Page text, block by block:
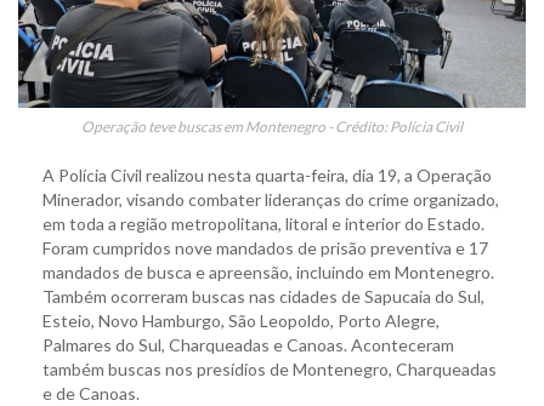
Operação teve buscas em Montenegro - Crédito: Polícia Civil
A Polícia Civil realizou nesta quarta-feira, dia 19, a Operação
Minerador, visando combater lideranças do crime organizado,
em toda a região metropolitana, litoral e interior do Estado.
Foram cumpridos nove mandados de prisão preventiva e 17
mandados de busca e apreensão, incluindo em Montenegro.
Também ocorreram buscas nas cidades de Sapucaia do Sul,
Esteio, Novo Hamburgo, São Leopoldo, Porto Alegre,
Palmares do Sul, Charqueadas e Canoas. Aconteceram
também buscas nos presídios de Montenegro, Charqueadas
e de Canoas.